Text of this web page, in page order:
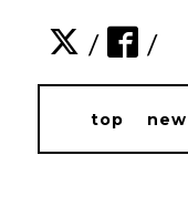
/ /
top new